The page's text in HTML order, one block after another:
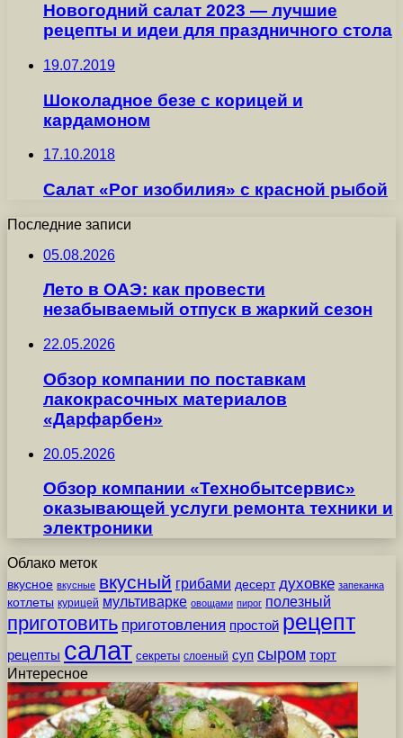
Новогодний салат 2023 — лучшие
рецепты и идеи для праздничного стола
19.07.2019
Шоколадное безе с корицей и
кардамоном
17.10.2018
Салат «Рог изобилия» с красной рыбой
Последние записи
05.08.2026
Лето в ОАЭ: как провести
незабываемый отпуск в жаркий сезон
22.05.2026
Обзор компании по поставкам
лакокрасочных материалов
«Дарфарбен»
20.05.2026
Обзор компании «Технобытсервис»
оказывающей услуги ремонта техники и
электроники
Облако меток
вкусное вкусные вкусный грибами десерт духовке запеканка
котлеты курицей мультиварке овощами пирог полезный
приготовить приготовления простой рецепт
рецепты салат секреты слоеный суп сыром торт
Интересное